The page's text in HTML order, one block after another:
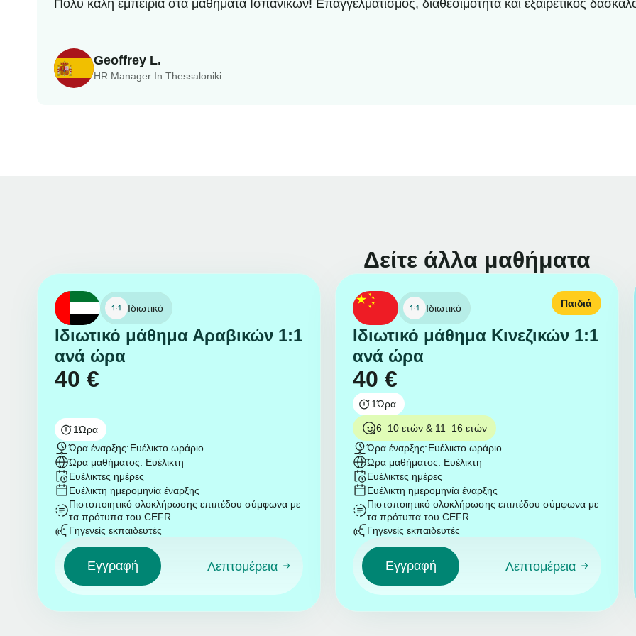
Geoffrey L.
HR Manager In Thessaloniki
Πολύ καλή εμπειρία στα μαθήματα Ισπανικών! Επαγγελματισμός, διαθεσιμότητα και εξαιρετικός
Δείτε άλλα μαθήματα
Ιδιωτικό
Ιδιωτικό μάθημα Αραβικών 1:1
ανά ώρα
40 €
1Ώρα
Ώρα έναρξης:Ευέλικτο ωράριο
Ώρα μαθήματος: Ευέλικτη
Ευέλικτες ημέρες
Ευέλικτη ημερομηνία έναρξης
Πιστοποιητικό ολοκλήρωσης επιπέδου σύμφωνα με
τα πρότυπα του CEFR
Γηγενείς εκπαιδευτές
Εγγραφή Λεπτομέρεια
Ιδιωτικό
Ιδιωτικό μάθημα Κινεζικών 1:1
ανά ώρα
40 €
Παιδιά
1Ώρα
6–10 ετών & 11–16 ετών
Ώρα έναρξης:Ευέλικτο ωράριο
Ώρα μαθήματος: Ευέλικτη
Ευέλικτες ημέρες
Ευέλικτη ημερομηνία έναρξης
Πιστοποιητικό ολοκλήρωσης επιπέδου σύμφωνα με
τα πρότυπα του CEFR
Γηγενείς εκπαιδευτές
Εγγραφή Λεπτομέρεια